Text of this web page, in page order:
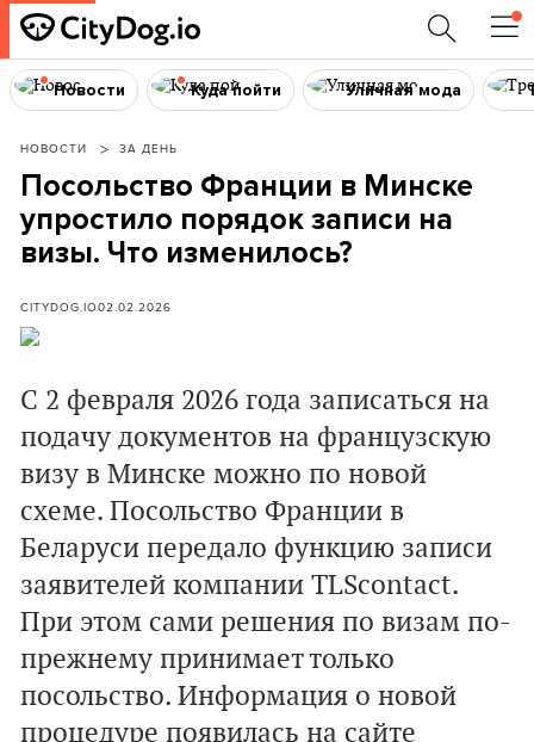
Новости Куда пойти Уличная мода
НОВОСТИ ЗА ДЕНЬ
Посольство Франции в Минске
упростило порядок записи на
визы. Что изменилось?
CITYDOG.IO02.02.2026
С 2 февраля 2026 года записаться на
подачу документов на французскую
визу в Минске можно по новой
схеме. Посольство Франции в
Беларуси передало функцию записи
заявителей компании TLScontact.
При этом сами решения по визам по-
прежнему принимает только
посольство. Информация о новой
процедуре появилась на сайте